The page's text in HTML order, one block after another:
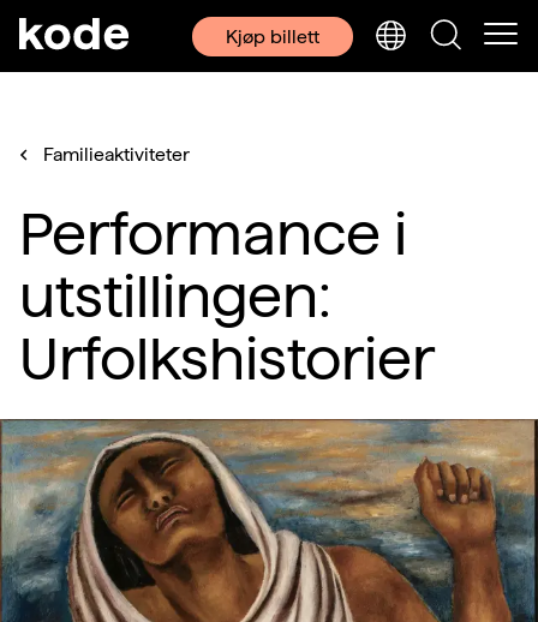
Kjøp billett
Familieaktiviteter
Performance i
utstillingen:
Urfolkshistorier